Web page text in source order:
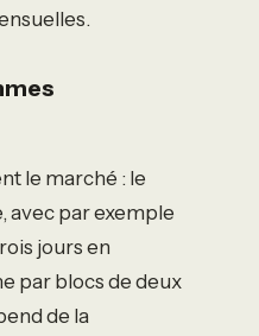
le marché : le
avec par exemple
jours en
par blocs de deux
de la